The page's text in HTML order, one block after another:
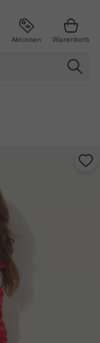
Aktionen Warenkorb